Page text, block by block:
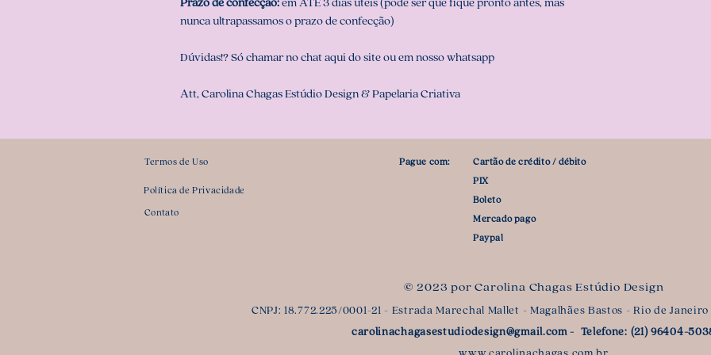
Prazo de confecção: em ATÉ 3 dias úteis (pode ser que fique pronto antes, mas
nunca ultrapassamos o prazo de confecção)
Dúvidas!? Só chamar no chat aqui do site ou em nosso whatsapp
Att, Carolina Chagas Estúdio Design & Papelaria Criativa
Termos de Uso
Política de Privacidade
Contato
Pague com:
Cartão de crédito / débito
PIX
Boleto
Mercado pago
Paypal
© 2023 por Carolina Chagas Estúdio Design
CNPJ: 18.772.225/0001-21 - Estrada Marechal Mallet - Magalhães Bastos - Rio de Janeiro
carolinachagasestudiodesign@gmail.com - Telefone: (21) 96404-